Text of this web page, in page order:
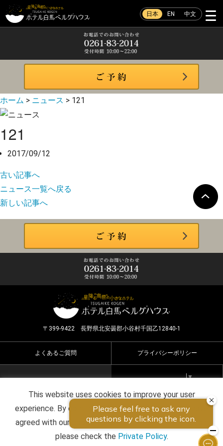
日本 EN 中文
ホーム > ニュース > 121
121
2017/09/12
古い記事へ
ニュース一覧へ戻る
新しい記事へ
〒399-9422 長野県北安曇郡小谷村千国乙12840-1
よくあるご質問 プライバシーポリシー
Select Language ▼
Copyright ©2026 HOTEL HAKUBA BERGHAUS all rights
reserved.
This website uses cookies to improve your user
experience. By continuing to use this website, you have
agreed with our cookie consent. For futher information,
please check the Private Policy.